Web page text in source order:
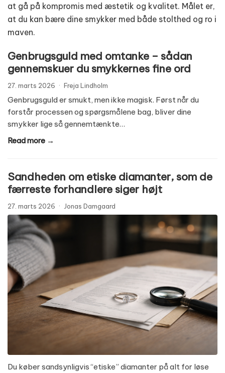
at gå på kompromis med æstetik og kvalitet. Målet er,
at du kan bære dine smykker med både stolthed og ro i
maven.
Genbrugsguld med omtanke – sådan
gennemskuer du smykkernes fine ord
27. marts 2026 · Freja Lindholm
Genbrugsguld er smukt, men ikke magisk. Først når du
forstår processen og spørgsmålene bag, bliver dine
smykker lige så gennemtænkte…
Read more →
Sandheden om etiske diamanter, som de
færreste forhandlere siger højt
27. marts 2026 · Jonas Damgaard
Du køber sandsynligvis “etiske” diamanter på alt for løse